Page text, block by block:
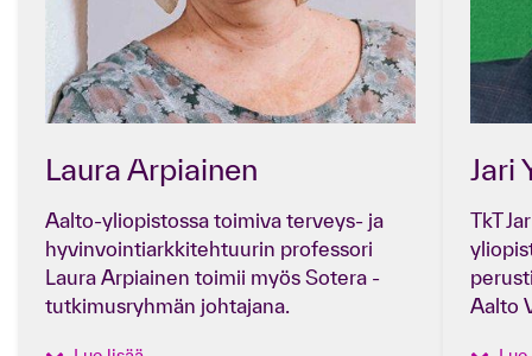
Laura Arpiainen
Aalto-yliopistossa toimiva terveys- ja
hyvinvointiarkkitehtuurin professori
Laura Arpiainen toimii myös Sotera -
tutkimusryhmän johtajana.
TkT
Aalto